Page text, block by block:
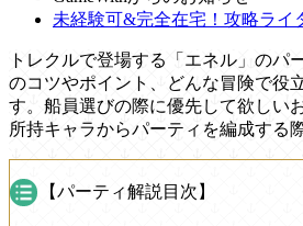
未経験可&完全在宅！攻略ライ
トレクルで登場する「エネル」のパ
のコツやポイント、どんな冒険で役
す。船員選びの際に優先して欲しい
所持キャラからパーティを編成する
【パーティ解説目次】